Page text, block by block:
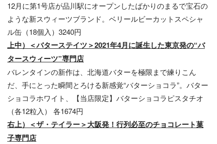
12月に第1号店が品川駅にオープンしたばかりのまるで宝石の
ような新スウィーツブランド。ベリールビーカットスペシャ
ル缶（18個入）3240円
上中）＜バターステイツ＞2021年4月に誕生した東京発の“バ
タースウィーツ”専門店
バレンタインの新作は、北海道バターを極限まで練りこん
だ、手にとった瞬間とろける新感覚“バターショコラ”。バター
ショコラホワイト、【当店限定】バターショコラピスタチオ
（各12粒入） 各1674円
右上）＜ザ・テイラー＞大阪発！行列必至のチョコレート菓
子専門店